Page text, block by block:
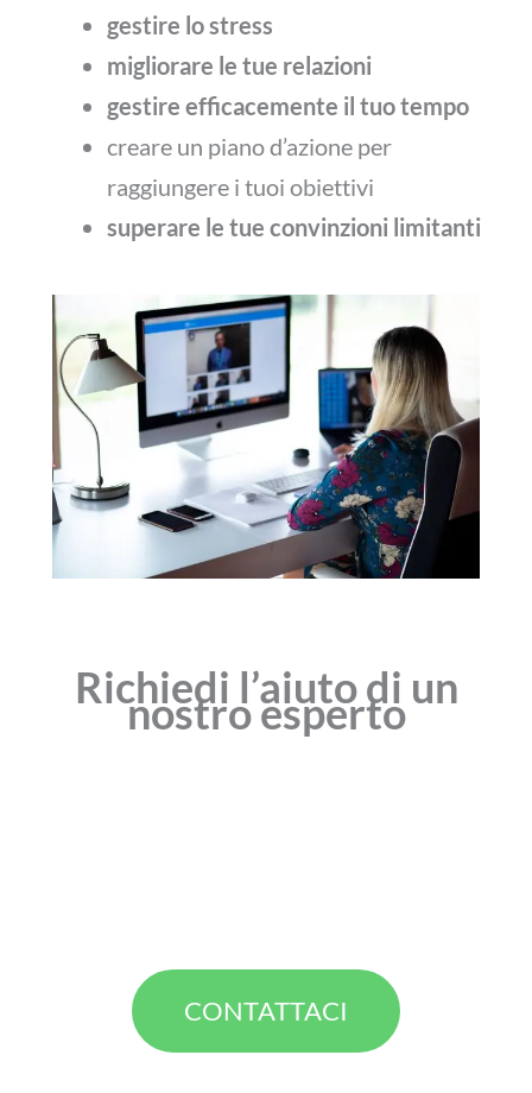
gestire lo stress
migliorare le tue relazioni
gestire efficacemente il tuo tempo
creare un piano d’azione per
raggiungere i tuoi obiettivi
superare le tue convinzioni limitanti
Richiedi l’aiuto di un
nostro esperto
CONTATTACI